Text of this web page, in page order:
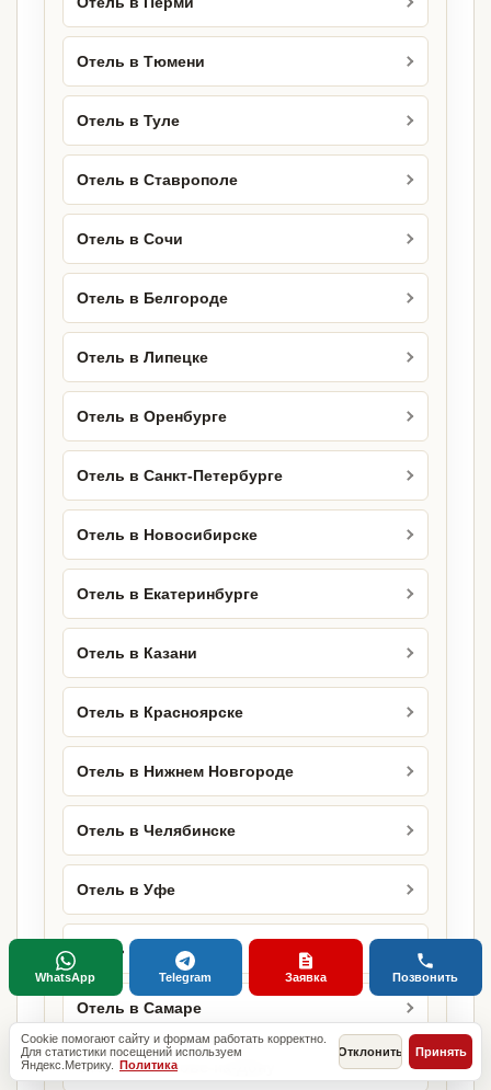
Отель в Тюмени
Отель в Туле
Отель в Ставрополе
Отель в Сочи
Отель в Белгороде
Отель в Липецке
Отель в Оренбурге
Отель в Санкт-Петербурге
Отель в Новосибирске
Отель в Екатеринбурге
Отель в Казани
Отель в Красноярске
Отель в Нижнем Новгороде
Отель в Челябинске
Отель в Уфе
Отель в Краснодаре
Отель в Самаре
Отель в Ростове-на-Дону
Cookie помогают сайту и формам работать корректно.
Для статистики посещений используем
Яндекс.Метрику. Политика
Отклонить Принять
WhatsApp Telegram Заявка Позвонить